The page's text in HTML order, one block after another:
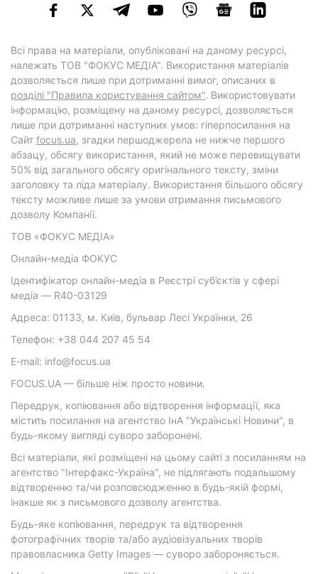
Всі права на матеріали, опубліковані на даному ресурсі,
належать ТОВ "ФОКУС МЕДІА". Використання матеріалів
дозволяється лише при дотриманні вимог, описаних в
розділі "Правила користування сайтом". Використовувати
інформацію, розміщену на даному ресурсі, дозволяється
лише при дотриманні наступних умов: гіперпосилання на
Cайт focus.ua, згадки першоджерела не нижче першого
абзацу, обсягу використання, який не може перевищувати
50% від загального обсягу оригінального тексту, зміни
заголовку та ліда матеріалу. Використання більшого обсягу
тексту можливе лише за умови отримання письмового
дозволу Компанії.
ТОВ «ФОКУС МЕДІА»
Онлайн-медіа ФОКУС
Ідентифікатор онлайн-медіа в Реєстрі суб’єктів у сфері
медіа — R40-03129
Адреса: 01133, м. Київ, бульвар Лесі Українки, 26
Телефон: +38 044 207 45 54
E-mail: info@focus.ua
FOCUS.UA — більше ніж просто новини.
Передрук, копіювання або відтворення інформації, яка
містить посилання на агентство ІнА "Українські Новини", в
будь-якому вигляді суворо заборонені.
Всі матеріали, які розміщені на цьому сайті з посиланням на
агентство "Інтерфакс-Україна", не підлягають подальшому
відтворенню та/чи розповсюдженню в будь-якій формі,
інакше як з письмового дозволу агентства.
Будь-яке копіювання, передрук та відтворення
фотографічних творів та/або аудіовізуальних творів
правовласника Getty Images — суворо забороняється.